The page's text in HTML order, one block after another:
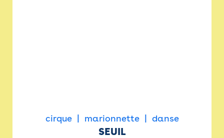
cirque marionnette danse
SEUIL